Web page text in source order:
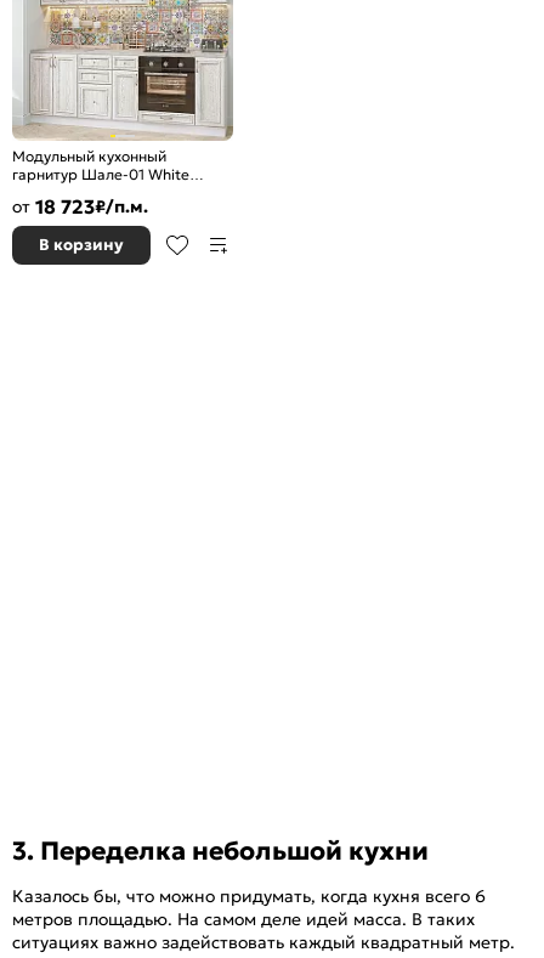
Модульный кухонный
гарнитур Шале-01 White
2140x2200x600
от 18 723₽/п.м.
В корзину
3. Переделка небольшой кухни
Казалось бы, что можно придумать, когда кухня всего 6
метров площадью. На самом деле идей масса. В таких
ситуациях важно задействовать каждый квадратный метр.